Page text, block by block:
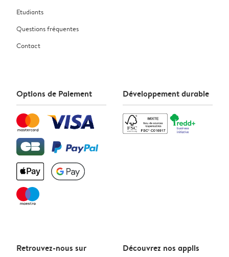
Etudiants
Questions fréquentes
Contact
Options de Paiement Développement durable
Retrouvez-nous sur Découvrez nos applis